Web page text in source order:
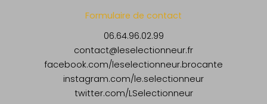
Formulaire de contact
06.64.96.02.99
contact@leselectionneur.fr
facebook.com/leselectionneur.brocante
instagram.com/le.selectionneur
twitter.com/LSelectionneur